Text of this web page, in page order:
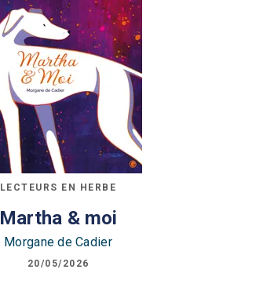
LECTEURS EN HERBE
Martha & moi
Morgane de Cadier
20/05/2026